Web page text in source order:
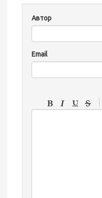
Автор
Email
-